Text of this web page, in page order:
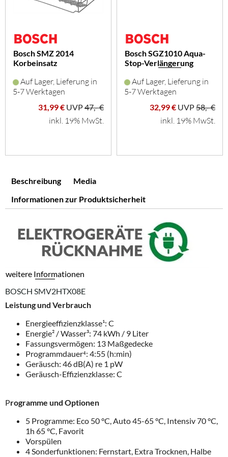
Bosch SMZ 2014
Korbeinsatz
Auf Lager, Lieferung in
5-7 Werktagen
31,99 € UVP47,- €
inkl. 19% MwSt.
Bosch SGZ1010 Aqua-
Stop-Verlängerung
Auf Lager, Lieferung in
5-7 Werktagen
32,99 € UVP58,- €
inkl. 19% MwSt.
Beschreibung
Media
Informationen zur Produktsicherheit
weitere Informationen
BOSCH SMV2HTX08E
Leistung und Verbrauch
Energieeffizienzklasse¹: C
Energie² / Wasser³: 74 kWh / 9 Liter
Fassungsvermögen: 13 Maßgedecke
Programmdauer⁴: 4:55 (h:min)
Geräusch: 46 dB(A) re 1 pW
Geräusch-Effizienzklasse: C
Programme und Optionen
5 Programme: Eco 50 °C, Auto 45-65 °C, Intensiv 70 °C,
1h 65 °C, Favorit
Vorspülen
4 Sonderfunktionen: Fernstart, Extra Trocknen, Halbe